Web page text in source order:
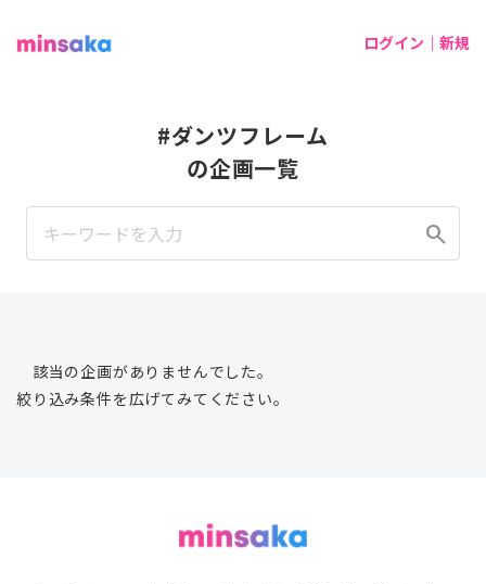
ログイン｜新規
#ダンツフレーム
の企画一覧
search
該当の企画がありませんでした。
絞り込み条件を広げてみてください。